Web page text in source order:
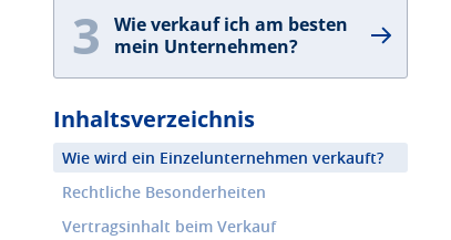
3
Wie verkauf ich am besten
mein Unternehmen?
Inhaltsverzeichnis
Wie wird ein Einzelunternehmen verkauft?
Rechtliche Besonderheiten
Vertragsinhalt beim Verkauf